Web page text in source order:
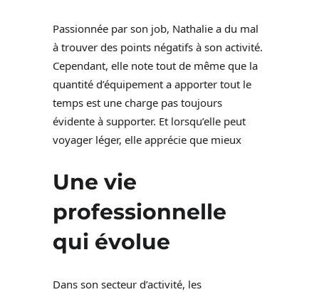
Passionnée par son job, Nathalie a du mal
à trouver des points négatifs à son activité.
Cependant, elle note tout de même que la
quantité d’équipement a apporter tout le
temps est une charge pas toujours
évidente à supporter. Et lorsqu’elle peut
voyager léger, elle apprécie que mieux
Une vie
professionnelle
qui évolue
Dans son secteur d’activité, les